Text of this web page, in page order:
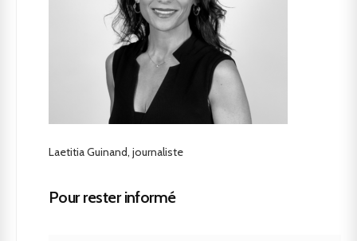
Laetitia Guinand, journaliste
Pour rester informé